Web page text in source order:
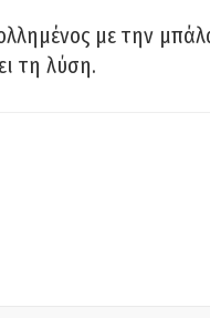
με την
τη λύση.